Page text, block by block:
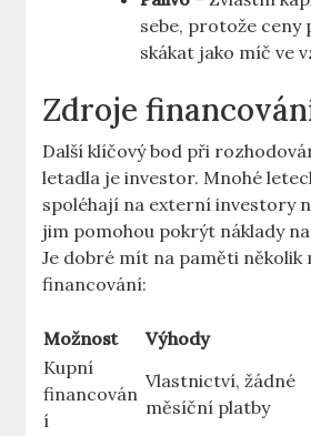
⁢sebe,‍ protože ceny
skákat jako⁢ míč ve
Zdroje
Další klíčový bod při
letadla je investor. Mnohé
spoléhají na externí investory
jim pomohou pokrýt náklady⁣
Je dobré‍ mít na paměti několik⁣
financování:
Možnost Výhody
Kupní
‍financován
í
Vlastnictví, žádné
měsíční platby